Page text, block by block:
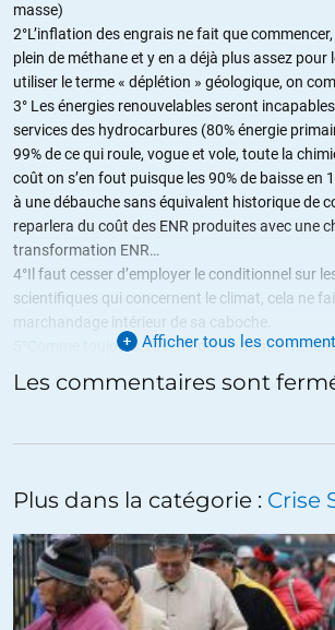
masse)
2°L’inflation des engrais ne fait que
plein de méthane et y en a déjà plus assez pour
utiliser le terme « déplétion » géologique, on
3° Les énergies renouvelables seront
services des hydrocarbures (80% énergie
99% de ce qui roule, vogue et vole, toute la
coût on s’en fout puisque les 90% de baisse en
à une débauche sans équivalent historique de
reparlera du coût des ENR produites avec une
transformation ENR…
4°Il faut cesser d’employer le conditionnel sur
scientifiques qui concernent le climat, cela ne
marchandage intérieur de sa caboche.
5°Comme toujours, l’avenir dépend
de chaque instant, ce qui change c’est qu’en ne
change tout et en insistant, on provoque
+5 ALERTER
Ceux qui lisent Élucid savent que cela fait
marché ne répondent qu’à la marge à des
demandes…
Afficher tous les
Les commentaires sont
Plus dans la catégorie : Crise